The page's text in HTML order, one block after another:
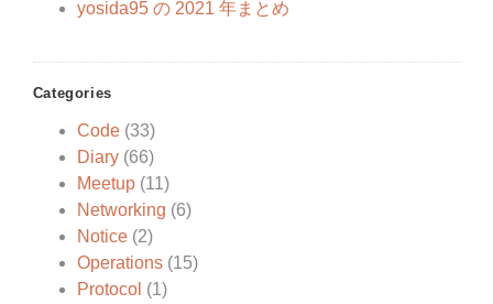
yosida95 の 2021 年まとめ
Categories
Code(33)
Diary(66)
Meetup(11)
Networking (6)
Notice(2)
Operations(15)
Protocol (1)